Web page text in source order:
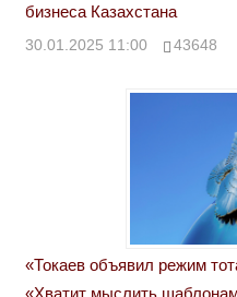
бизнеса Казахстана
30.01.2025 11:00 43648
«Токаев объявил режим